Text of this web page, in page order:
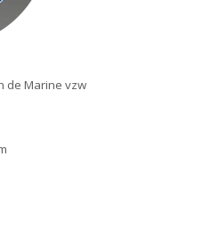
de Marine vzw